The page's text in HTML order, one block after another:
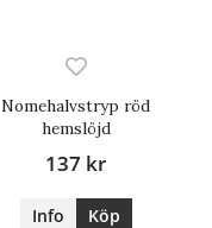
Nomehalvstryp röd
hemslöjd
137 kr
Info Köp